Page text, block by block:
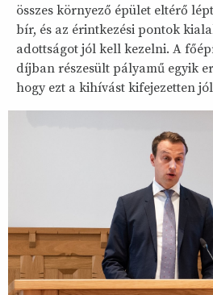
összes környező épület eltérő
bír, és az érintkezési pontok
adottságot jól kell kezelni. A
díjban részesült pályamű egyik
hogy ezt a kihívást kifejezetten